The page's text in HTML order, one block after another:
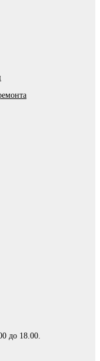
до 18.00.